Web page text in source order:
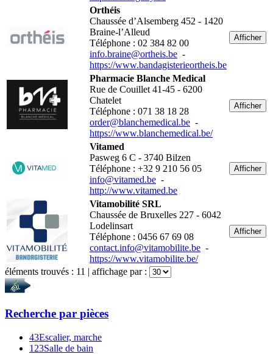
Orthéis
Chaussée d’Alsemberg 452 - 1420
Braine-l’Alleud
Téléphone : 02 384 82 00
info.braine@ortheis.be -
https://www.bandagisterieortheis.be
Afficher
Pharmacie Blanche Medical
Rue de Couillet 41-45 - 6200
Chatelet
Téléphone : 071 38 18 28
order@blanchemedical.be -
https://www.blanchemedical.be/
Afficher
Vitamed
Pasweg 6 C - 3740 Bilzen
Téléphone : +32 9 210 56 05
info@vitamed.be -
http://www.vitamed.be
Afficher
Vitamobilité SRL
Chaussée de Bruxelles 227 - 6042
Lodelinsart
Téléphone : 0456 67 69 08
contact.info@vitamobilite.be -
https://www.vitamobilite.be/
Afficher
éléments trouvés : 11 | affichage par :
Recherche par pièces
43Escalier, marche
123Salle de bain